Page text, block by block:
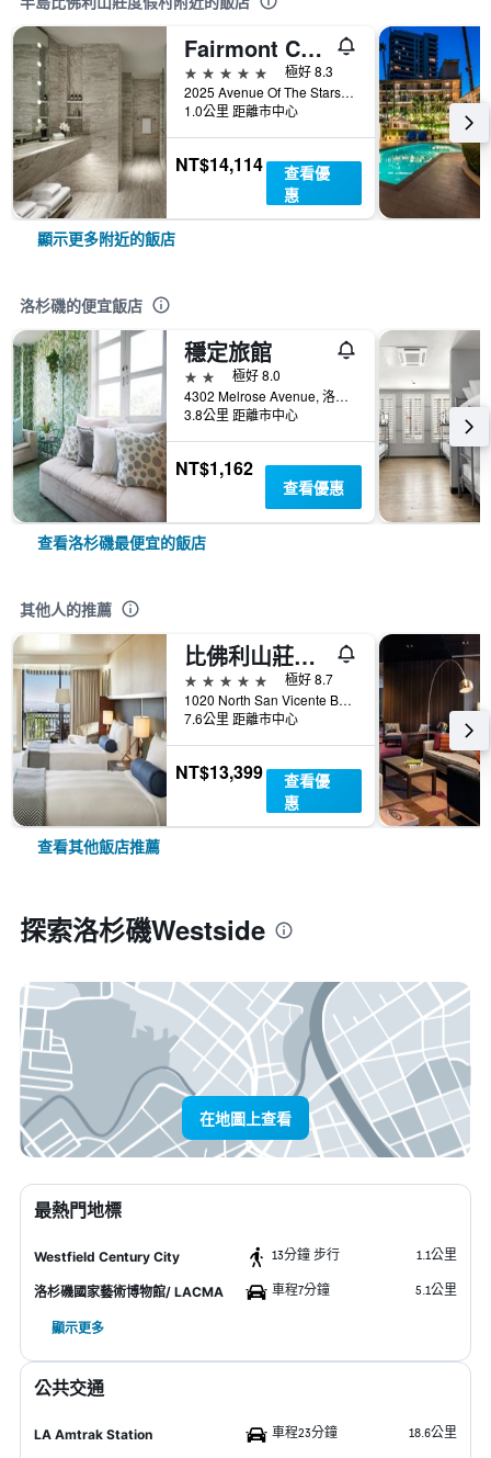
Fairmont Century Plaza
5星級
極好 8.3
2025 Avenue Of The Stars, 洛杉磯, CA, 美國
1.0公里 距離市中心
NT$14,114
查看優
惠
顯示更多附近的飯店
洛杉磯的便宜飯店
穩定旅館
2星級
極好 8.0
4302 Melrose Avenue, 洛杉磯, CA, 美國
3.8公里 距離市中心
NT$1,162
查看優惠
查看洛杉磯最便宜的飯店
其他人的推薦
比佛利山莊倫敦西好萊塢酒店
5星級
極好 8.7
1020 North San Vicente Boulevard, 洛杉磯, CA, 美國
7.6公里 距離市中心
NT$13,399
查看優
惠
查看其他飯店推薦
探索洛杉磯Westside
在地圖上查看
最熱門地標
Westfield Century City 13分鐘 步行 1.1公里
洛杉磯國家藝術博物館/ LACMA 車程7分鐘 5.1公里
顯示更多
公共交通
LA Amtrak Station 車程23分鐘 18.6公里